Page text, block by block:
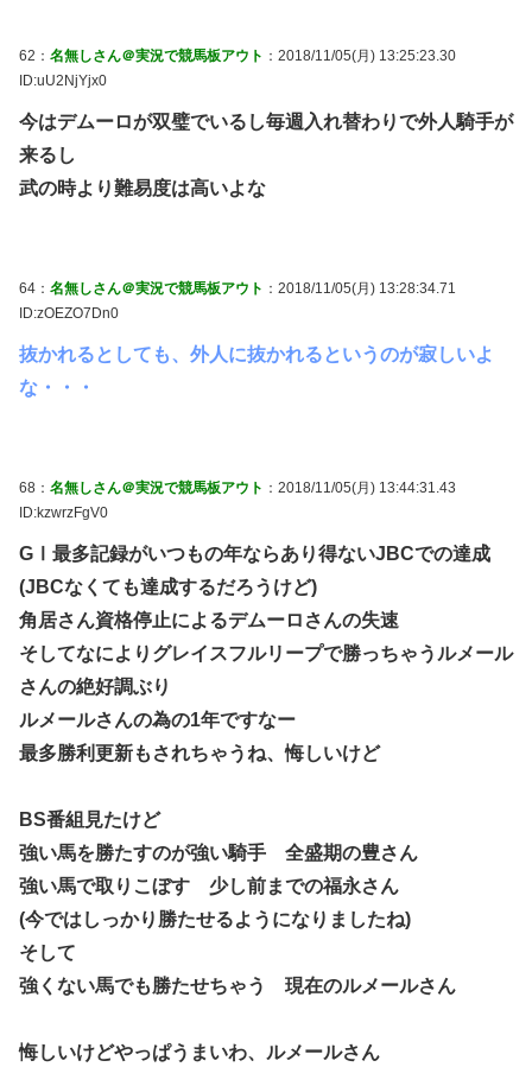
62： 名無しさん＠実況で競馬板アウト ：2018/11/05(月) 13:25:23.30
ID:uU2NjYjx0
今はデムーロが双璧でいるし毎週入れ替わりで外人騎手が
来るし
武の時より難易度は高いよな
64： 名無しさん＠実況で競馬板アウト ：2018/11/05(月) 13:28:34.71
ID:zOEZO7Dn0
抜かれるとしても、外人に抜かれるというのが寂しいよ
な・・・
68： 名無しさん＠実況で競馬板アウト ：2018/11/05(月) 13:44:31.43
ID:kzwrzFgV0
GⅠ最多記録がいつもの年ならあり得ないJBCでの達成
(JBCなくても達成するだろうけど)
角居さん資格停止によるデムーロさんの失速
そしてなによりグレイスフルリープで勝っちゃうルメール
さんの絶好調ぶり
ルメールさんの為の1年ですなー
最多勝利更新もされちゃうね、悔しいけど
BS番組見たけど
強い馬を勝たすのが強い騎手 全盛期の豊さん
強い馬で取りこぼす 少し前までの福永さん
(今ではしっかり勝たせるようになりましたね)
そして
強くない馬でも勝たせちゃう 現在のルメールさん
悔しいけどやっぱうまいわ、ルメールさん